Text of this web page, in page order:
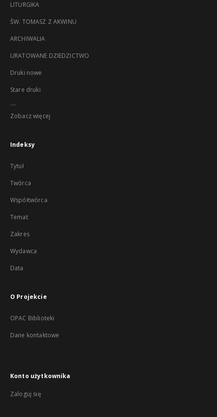
LITURGIKA
ŚW. TOMASZ Z AKWINU
ARCHIWALIA
URATOWANE DZIEDZICTWO
Druki nowe
Stare druki
...
Zobacz więcej
Indeksy
Tytuł
Twórca
Współtwórca
Temat
Zakres
Wydawca
Data
O Projekcie
OPAC Biblioteki
Dane kontaktowe
Konto użytkownika
Zaloguj się